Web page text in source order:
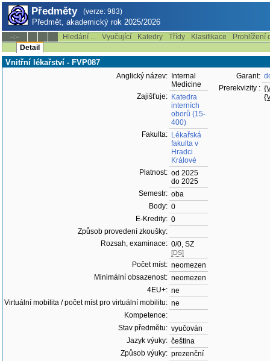
Předměty (verze: 983)
Předmět, akademický rok 2025/2026
--:-- Hledání ... Vyučující Katedry Třídy Klasifikace
Prohlížení
Detail
Vnitřní lékařství - FVP087
Anglický název:
Internal
Medicine
Zajišťuje: Katedra
interních
oborů (15-
400)
Fakulta: Lékařská
fakulta v
Hradci
Králové
Platnost: od 2025
do 2025
Semestr: oba
Body: 0
E-Kredity: 0
Způsob provedení zkoušky:
Rozsah, examinace: 0/0, SZ
[DS]
Počet míst: neomezen
Minimální obsazenost: neomezen
4EU+: ne
Virtuální mobilita / počet míst pro virtuální mobilitu: ne
Kompetence:
Stav předmětu: vyučován
Jazyk výuky: čeština
Způsob výuky: prezenční
Garant:
Prerekvizity :